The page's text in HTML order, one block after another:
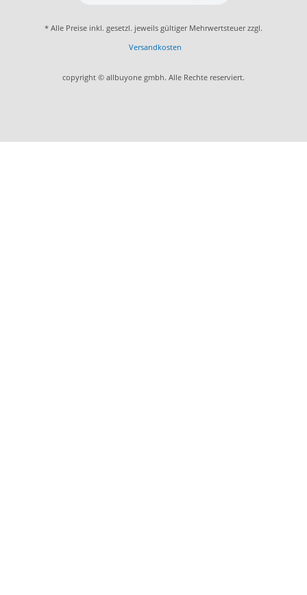
* Alle Preise inkl. gesetzl. jeweils gültiger Mehrwertsteuer zzgl.
Versandkosten
copyright © allbuyone gmbh. Alle Rechte reserviert.